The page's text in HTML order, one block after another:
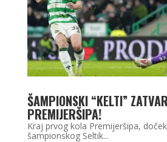
ŠAMPIONSKI “KELTI”
PREMIJERŠIPA!
Kraj prvog kola Premijeršipa,
šampionskog Seltik...